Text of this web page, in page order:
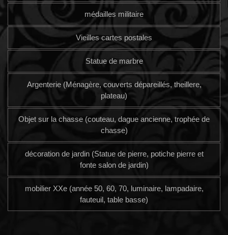
médailles militaire
Vieilles cartes postales
Statue de marbre
Argenterie (Ménagère, couverts dépareillés, theillere,
plateau)
Objet sur la chasse (couteau, dague ancienne, trophée de
chasse)
décoration de jardin (Statue de pierre, potiche pierre et
fonte salon de jardin)
mobilier XXe (année 50, 60, 70, luminaire, lampadaire,
fauteuil, table basse)